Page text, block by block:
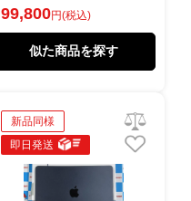
99,800円(税込)
似た商品を探す
新品同様
即日発送